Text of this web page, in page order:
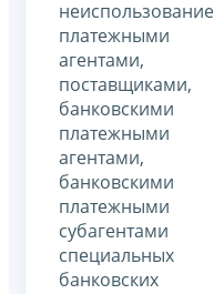
неиспользование
платежными
агентами,
поставщиками,
банковскими
платежными
агентами,
банковскими
платежными
субагентами
специальных
банковских